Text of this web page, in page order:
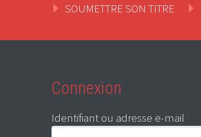
SOUMETTRE SON TITRE
Connexion
Identifiant ou adresse e-mail